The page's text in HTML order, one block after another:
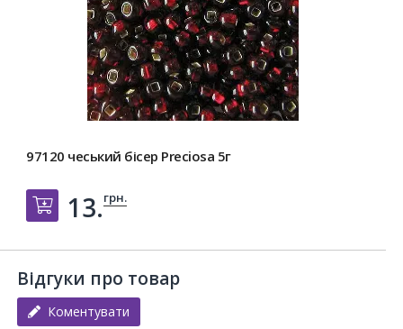
97120 чеський бісер Preciosa 5г
Добавить в корзину
13.грн.
Відгуки про товар
Коментувати